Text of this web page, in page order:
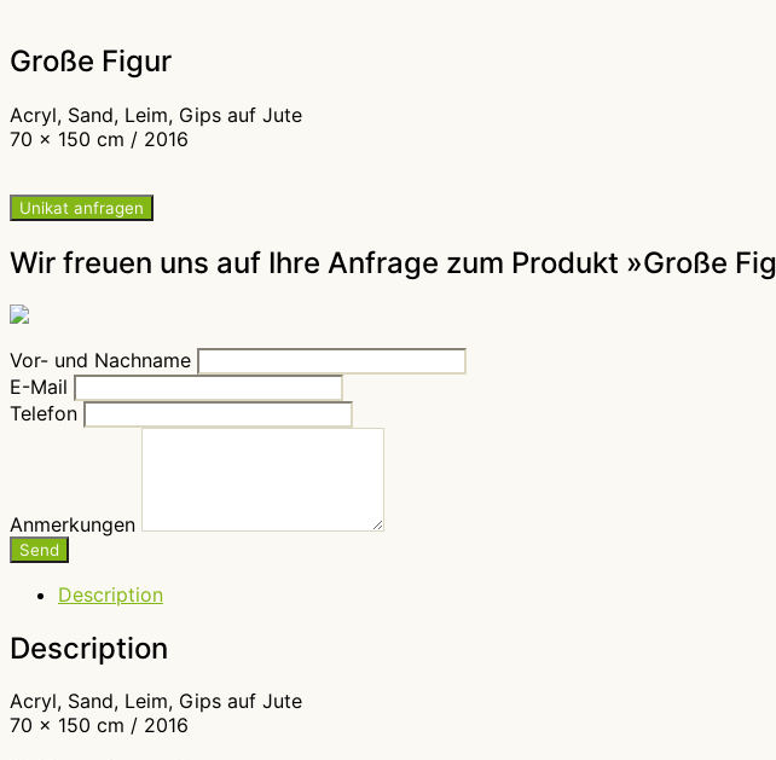
Große Figur
Acryl, Sand, Leim, Gips auf Jute
70 x 150 cm / 2016
Unikat anfragen
Wir freuen uns auf Ihre Anfrage zum Produkt »Große
Vor- und Nachname
E-Mail
Telefon
Anmerkungen
Send
Description
Description
Acryl, Sand, Leim, Gips auf Jute
70 x 150 cm / 2016